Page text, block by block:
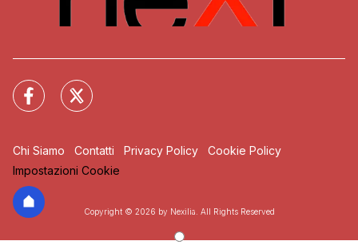
Chi Siamo Contatti Privacy Policy
Cookie Policy
Impostazioni Cookie
Copyright © 2026 by Nexilia. All Rights Reserved